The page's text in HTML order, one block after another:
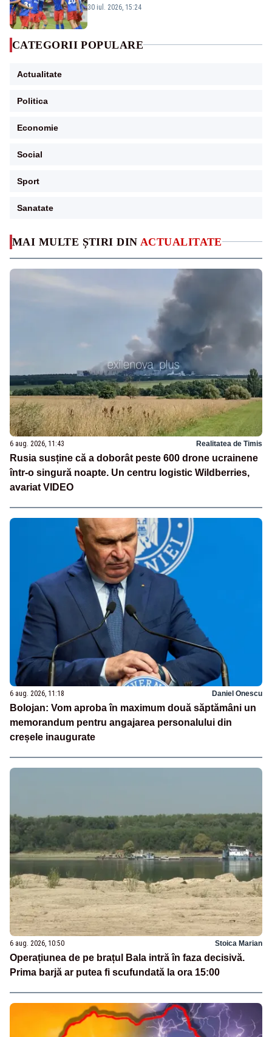
MAI MULTE ȘTIRI DIN ACTUALITATE
6 aug. 2026, 11:43 Realitatea de Timis
Rusia susține că a doborât peste 600 drone ucrainene
într-o singură noapte. Un centru logistic Wildberries,
avariat VIDEO
6 aug. 2026, 11:18 Daniel Onescu
Bolojan: Vom aproba în maximum două săptămâni un
memorandum pentru angajarea personalului din
creșele inaugurate
6 aug. 2026, 10:50 Stoica Marian
Operațiunea de pe brațul Bala intră în faza decisivă.
Prima barjă ar putea fi scufundată la ora 15:00
este eliminată de FK Auda
30 iul. 2026, 15:24
CATEGORII POPULARE
Actualitate
Politica
Economie
Social
Sport
Sanatate